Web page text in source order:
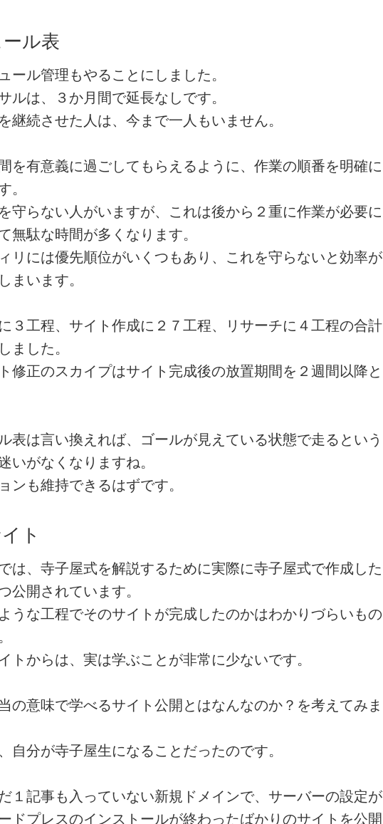
ル表
ール管理もやることにしました。
ルは、３か月間で延長なしです。
継続させた人は、今まで一人もいません。
を有意義に過ごしてもらえるように、作業の順番を明確に
。
守らない人がいますが、これは後から２重に作業が必要に
無駄な時間が多くなります。
リには優先順位がいくつもあり、これを守らないと効率が
まいます。
３工程、サイト作成に２７工程、リサーチに４工程の合計
ました。
修正のスカイプはサイト完成後の放置期間を２週間以降と
表は言い換えれば、ゴールが見えている状態で走るという
いがなくなりますね。
ンも維持できるはずです。
ト
は、寺子屋式を解説するために実際に寺子屋式で作成した
公開されています。
うな工程でそのサイトが完成したのかはわかりづらいもの
トからは、実は学ぶことが非常に少ないです。
の意味で学べるサイト公開とはなんなのか？を考えてみま
自分が寺子屋生になることだったのです。
１記事も入っていない新規ドメインで、サーバーの設定が
ドプレスのインストールが終わったばかりのサイトを公開